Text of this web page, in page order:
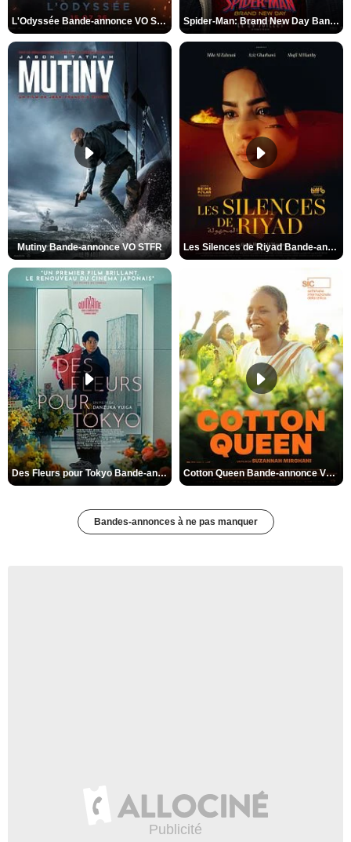
L'Odyssée Bande-annonce VO STFR Spider-Man: Brand New Day Bande-annonce VO STFR
Mutiny Bande-annonce VO STFR Les Silences de Riyad Bande-annonce VO STFR
Des Fleurs pour Tokyo Bande-annonce VO STFR Cotton Queen Bande-annonce VO STFR
Bandes-annonces à ne pas manquer